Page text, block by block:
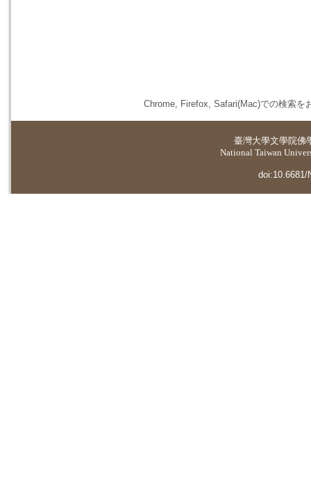
Chrome, Firefox, Safari(Mac)での検索を
臺灣大學文學院佛
National Taiwan
doi:10.6681/